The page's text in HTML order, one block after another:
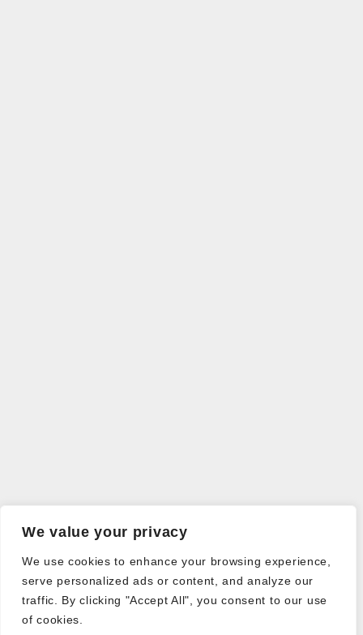
We value your privacy
We use cookies to enhance your browsing experience,
serve personalized ads or content, and analyze our
traffic. By clicking "Accept All", you consent to our use
of cookies.